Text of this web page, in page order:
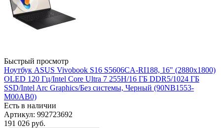
Быстрый просмотр
Ноутбук ASUS Vivobook S16 S5606CA-RI188, 16" (2880x1800)
OLED 120 Гц/Intel Core Ultra 7 255H/16 ГБ DDR5/1024 ГБ
SSD/Intel Arc Graphics/Без системы, Черный (90NB1553-
M00AB0)
Есть в наличии
Артикул: 992723692
191 026 руб.